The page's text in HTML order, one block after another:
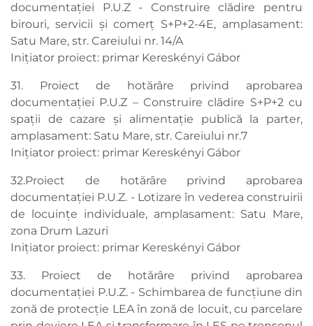
documentației P.U.Z - Construire clădire pentru
birouri, servicii și comerț S+P+2-4E, amplasament:
Satu Mare, str. Careiului nr. 14/A
Inițiator proiect: primar Kereskényi Gábor
31. Proiect de hotărâre privind aprobarea
documentației P.U.Z – Construire clădire S+P+2 cu
spații de cazare și alimentație publică la parter,
amplasament: Satu Mare, str. Careiului nr.7
Inițiator proiect: primar Kereskényi Gábor
32.Proiect de hotărâre privind aprobarea
documentației P.U.Z. - Lotizare în vederea construirii
de locuințe individuale, amplasament: Satu Mare,
zona Drum Lazuri
Inițiator proiect: primar Kereskényi Gábor
33. Proiect de hotărâre privind aprobarea
documentației P.U.Z. - Schimbarea de funcțiune din
zonă de protecție LEA în zonă de locuit, cu parcelare